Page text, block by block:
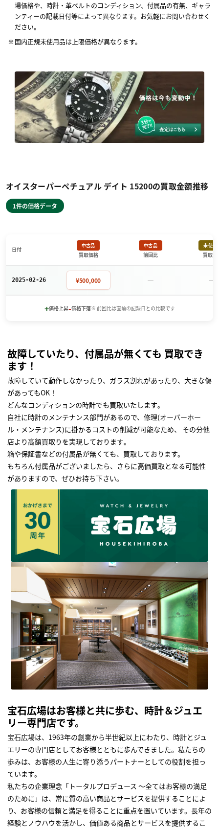
場価格や、時計・革ベルトのコンディション、付属品の有無、ギャラ
ンティーの記載日付等によって異なります。お気軽にお問い合わせく
ださい。
国内正規未使用品は上限価格が異なります。
オイスターパーペチュアル デイト 15200の買取金額推移
1件の価格データ
日付
中古品
買取価格
中古品
前回比
未使用
買取価
2025-02-26 ¥500,000 － －
+価格上昇-価格下落※ 前回比は直前の記録日との比較です
故障していたり、付属品が無くても 買取でき
ます！
故障していて動作しなかったり、ガラス割れがあったり、大きな傷
があってもOK！
どんなコンディションの時計でも買取いたします｡
自社に時計のメンテナンス部門があるので、修理(オーバーホー
ル・メンテナンス)に掛かるコストの削減が可能なため、 その分他
店より高額買取りを実現しております｡
箱や保証書などの付属品が無くても、買取しております。
もちろん付属品がございましたら、さらに高価買取となる可能性
がありますので、ぜひお持ち下さい｡
宝石広場はお客様と共に歩む、時計＆ジュエ
リー専門店です。
宝石広場は、1963年の創業から半世紀以上にわたり、時計とジュ
エリーの専門店としてお客様とともに歩んできました。私たちの
歩みは、お客様の人生に寄り添うパートナーとしての役割を担っ
ています。
私たちの企業理念「トータルプロデュース ～全てはお客様の満足
のために」は、常に質の高い商品とサービスを提供することによ
り、お客様の信頼と満足を得ることに重点を置いています。長年の
経験とノウハウを活かし、価値ある商品とサービスを提供するこ